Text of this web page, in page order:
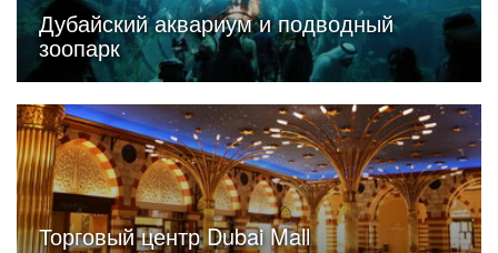
Дубайский аквариум и подводный
зоопарк
Торговый центр Dubai Mall